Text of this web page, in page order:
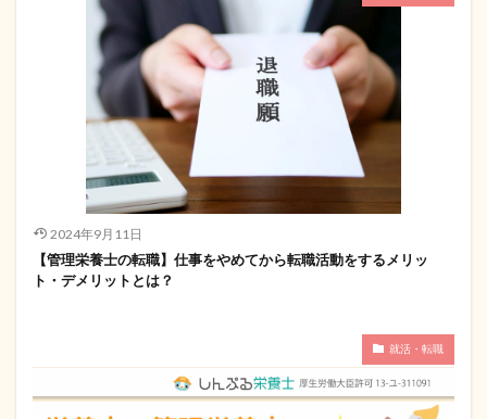
2024年9月11日
【管理栄養士の転職】仕事をやめてから転職活動をするメリッ
ト・デメリットとは？
就活・転職